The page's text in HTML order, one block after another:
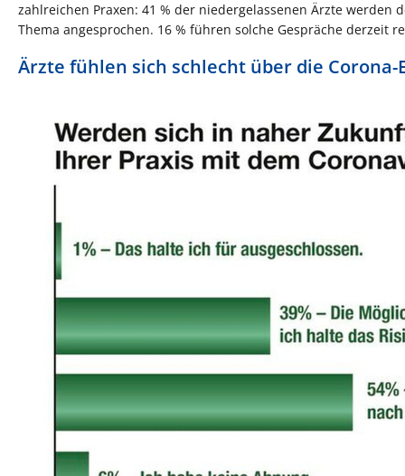
zahlreichen Praxen: 41 % der niedergelassenen Ärzte werden
Thema angesprochen. 16 % führen solche Gespräche derzeit
Ärzte fühlen sich schlecht über die